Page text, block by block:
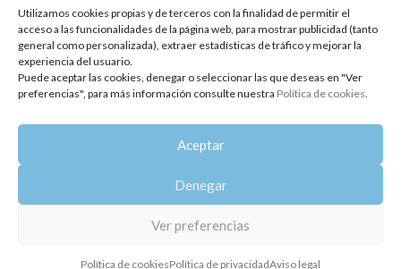
Utilizamos cookies propias y de terceros con la finalidad de permitir el
acceso a las funcionalidades de la página web, para mostrar publicidad (tanto
general como personalizada), extraer estadísticas de tráfico y mejorar la
experiencia del usuario.
Puede aceptar las cookies, denegar o seleccionar las que deseas en "Ver
preferencias", para más información consulte nuestra Política de cookies.
Aceptar
Denegar
Ver preferencias
Política de cookiesPolítica de privacidadAviso legal
AGOTADO
del afeitado)
10,35
Bruma de almohada Dulces
11,80
Copyright 2014-2025Oshadhi España
Todos los derechos reservados.